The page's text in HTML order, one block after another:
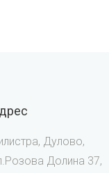
Дулово,
Долина 37,